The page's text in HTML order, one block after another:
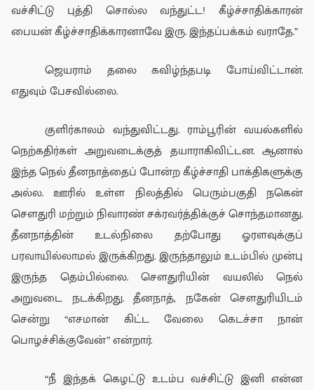
வச்சிட்டு புத்தி சொல்ல வந்துட்ட! கீழ்ச்சாதிக்காரன்
பையன் கீழ்ச்சாதிக்காரனாவே இரு. இந்தப்பக்கம் வராதே.”
ஜெயராம் தலைகவிழ்ந்தபடி போய்விட்டான்.
எதுவும்பேசவில்லை.
குளிர்காலம் வந்துவிட்டது. ராம்பூரின் வயல்களில்
நெற்கதிர்கள் அறுவடைக்குத் தயாராகிவிட்டன.ஆனால்
இந்தநெல் தீனநாத்தைப்போன்றகீழ்ச்சாதி பாக்திகளுக்கு
அல்ல.ஊரில் உள்ள நிலத்தில்பெரும்பகுதி நகென்
சௌதுரி மற்றும் நிவாரண்சக்ரவர்த்திக்குச்சொந்தமானது.
தீனநாத்தின் உடல்நிலை தற்போது ஓரளவுக்குப்
பரவாயில்லாமல் இருக்கிறது. இருந்தாலும்உடம்பில்முன்பு
இருந்த தெம்பில்லை. சௌதுரியின் வயலில்நெல்
அறுவடை நடக்கிறது. தீனநாத், நகேன் சௌதுரியிடம்
சென்று “எசமான் கிட்ட வேலை கெடச்சா நான்
பொழச்சிக்குவேன்” என்றார்.
“நீ இந்தக் கெழட்டு உடம்ப வச்சிட்டு இனி என்ன